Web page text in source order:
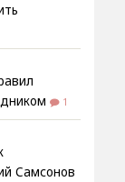
1
Самсонов